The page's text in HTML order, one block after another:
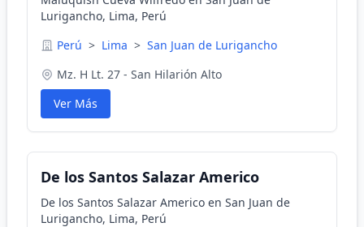
Lurigancho, Lima, Perú
Perú > Lima > San Juan de Lurigancho
Mz. H Lt. 27 - San Hilarión Alto
Ver Más
De los Santos Salazar Americo
De los Santos Salazar Americo en San Juan de
Lurigancho, Lima, Perú